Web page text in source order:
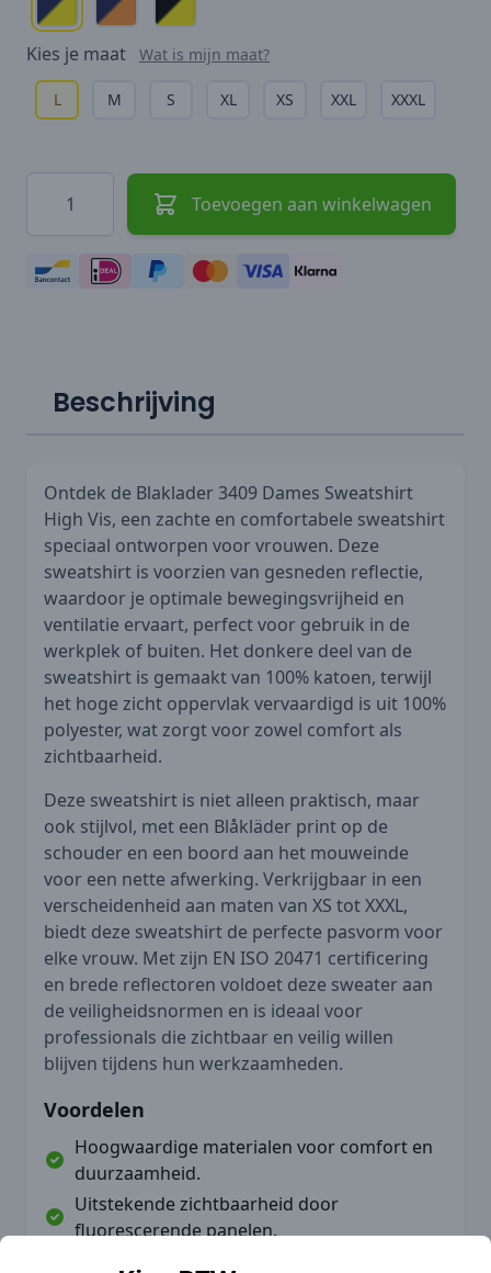
Kies je maat Wat is mijn maat?
L M S XL XS XXL XXXL
Hoeveelheid
Toevoegen aan winkelwagen
Beschrijving
Ontdek de Blaklader 3409 Dames Sweatshirt
High Vis, een zachte en comfortabele sweatshirt
speciaal ontworpen voor vrouwen. Deze
sweatshirt is voorzien van gesneden reflectie,
waardoor je optimale bewegingsvrijheid en
ventilatie ervaart, perfect voor gebruik in de
werkplek of buiten. Het donkere deel van de
sweatshirt is gemaakt van 100% katoen, terwijl
het hoge zicht oppervlak vervaardigd is uit 100%
polyester, wat zorgt voor zowel comfort als
zichtbaarheid.
Deze sweatshirt is niet alleen praktisch, maar
ook stijlvol, met een Blåkläder print op de
schouder en een boord aan het mouweinde
voor een nette afwerking. Verkrijgbaar in een
verscheidenheid aan maten van XS tot XXXL,
biedt deze sweatshirt de perfecte pasvorm voor
elke vrouw. Met zijn EN ISO 20471 certificering
en brede reflectoren voldoet deze sweater aan
de veiligheidsnormen en is ideaal voor
professionals die zichtbaar en veilig willen
blijven tijdens hun werkzaamheden.
Voordelen
Hoogwaardige materialen voor comfort en
duurzaamheid.
Uitstekende zichtbaarheid door
fluorescerende panelen.